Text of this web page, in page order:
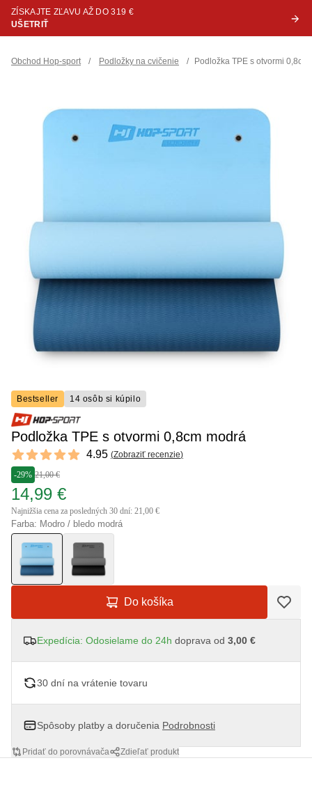
ZÍSKAJTE ZĽAVU AŽ DO 319 €
UŠETRIŤ
Obchod Hop-sport / Podložky na cvičenie / Podložka TPE s otvormi 0,8cm
Bestseller 14 osôb si kúpilo
Podložka TPE s otvormi 0,8cm modrá
Reviews
4.95 out of 5 stars 4.95 (Zobraziť recenzie)
-29% 21,00 €
14,99 €
Najnižšia cena za posledných 30 dní: 21,00 €
Farba: Modro / bledo modrá
Do košíka
Expedícia: Odosielame do 24h doprava od 3,00 €
30 dní na vrátenie tovaru
Spôsoby platby a doručenia Podrobnosti
Pridať do porovnávača Zdieľať produkt